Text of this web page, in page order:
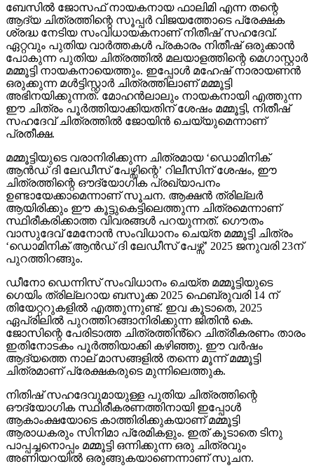
ബേസിൽ ജോസഫ് നായകനായ ഫാലിമി എന്ന തന്റെ
ആദ്യ ചിത്രത്തിന്റെ സൂപ്പർ വിജയത്തോടെ പ്രേക്ഷക
ശ്രദ്ധ നേടിയ സംവിധായകനാണ് നിതീഷ് സഹദേവ്.
ഏറ്റവും പുതിയ വാർത്തകൾ പ്രകാരം നിതീഷ് ഒരുക്കാൻ
പോകുന്ന പുതിയ ചിത്രത്തിൽ മലയാളത്തിന്റെ മെഗാസ്റ്റാർ
മമ്മൂട്ടി നായകനായെത്തും. ഇപ്പോൾ മഹേഷ് നാരായണൻ
ഒരുക്കുന്ന മൾട്ടിസ്റ്റാർ ചിത്രത്തിലാണ് മമ്മൂട്ടി
അഭിനയിക്കുന്നത്. മോഹൻലാലും നായകനായി എത്തുന്ന
ഈ ചിത്രം പൂർത്തിയാക്കിയതിന് ശേഷം മമ്മൂട്ടി, നിതീഷ്
സഹദേവ് ചിത്രത്തിൽ ജോയിൻ ചെയ്യുമെന്നാണ്
പ്രതീക്ഷ.
മമ്മൂട്ടിയുടെ വരാനിരിക്കുന്ന ചിത്രമായ ‘ഡൊമിനിക്
ആൻഡ് ദി ലേഡീസ് പേഴ്സിന്റെ’ റിലീസിന് ശേഷം, ഈ
ചിത്രത്തിന്റെ ഔദ്യോഗിക പ്രഖ്യാപനം
ഉണ്ടായേക്കാമെന്നാണ് സൂചന. ആക്ഷൻ ത്രില്ലർ
ആയിരിക്കും ഈ കൂട്ടുകെട്ടിലെത്തുന്ന ചിത്രമെന്നാണ്
സ്ഥിരീകരിക്കാത്ത വിവരങ്ങൾ പറയുന്നത്. ഗൌതം
വാസുദേവ് മേനോൻ സംവിധാനം ചെയ്ത മമ്മൂട്ടി ചിത്രം
‘ഡൊമിനിക് ആൻഡ് ദി ലേഡീസ് പേഴ്സ്’ 2025 ജനുവരി 23ന്
പുറത്തിറങ്ങും.
ഡീനോ ഡെന്നിസ് സംവിധാനം ചെയ്ത മമ്മൂട്ടിയുടെ
ഗെയിം ത്രില്ലറായ ബസൂക്ക 2025 ഫെബ്രുവരി 14 ന്
തിയേറ്ററുകളിൽ എത്തുന്നുണ്ട്. ഇവ കൂടാതെ, 2025
ഏപ്രിലിൽ പുറത്തിറങ്ങാനിരിക്കുന്ന ജിതിൻ കെ.
ജോസിന്റെ പേരിടാത്ത ചിത്രത്തിൻ്റെ ചിത്രീകരണം താരം
ഇതിനോടകം പൂർത്തിയാക്കി കഴിഞ്ഞു. ഈ വർഷം
ആദ്യത്തെ നാല് മാസങ്ങളിൽ തന്നെ മൂന്ന് മമ്മൂട്ടി
ചിത്രമാണ് പ്രേക്ഷകരുടെ മുന്നിലെത്തുക.
നിതിഷ് സഹദേവുമായുള്ള പുതിയ ചിത്രത്തിന്റെ
ഔദ്യോഗിക സ്ഥിരീകരണത്തിനായി ഇപ്പോൾ
ആകാംക്ഷയോടെ കാത്തിരിക്കുകയാണ് മമ്മൂട്ടി
ആരാധകരും സിനിമാ പ്രേമികളും. ഇത് കൂടാതെ ടിനു
പാപ്പച്ചനൊപ്പം മമ്മൂട്ടി ഒന്നിക്കുന്ന ഒരു ചിത്രവും
അണിയറയിൽ ഒരുങ്ങുകയാണെന്നാണ് സൂചന.